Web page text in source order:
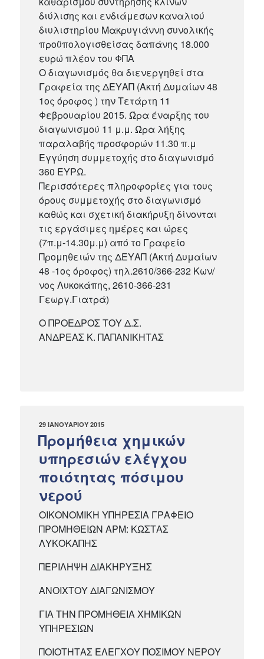
διύλισης και ενδιάμεσων καναλιού
διυλιστηρίου Μακρυγιάννη συνολικής
προϋπολογισθείσας δαπάνης 18.000
ευρώ πλέον του ΦΠΑ
Ο διαγωνισμός θα διενεργηθεί στα
Γραφεία της ΔΕΥΑΠ (Ακτή Δυμαίων 48
1ος όροφος ) την Τετάρτη 11
Φεβρουαρίου 2015. Ώρα έναρξης του
διαγωνισμού 11 μ.μ. Ώρα λήξης
παραλαβής προσφορών 11.30 π.μ
Εγγύηση συμμετοχής στο διαγωνισμό
360 ΕΥΡΩ.
Περισσότερες πληροφορίες για τους
όρους συμμετοχής στο διαγωνισμό
καθώς και σχετική διακήρυξη δίνονται
τις εργάσιμες ημέρες και ώρες
(7π.μ-14.30μ.μ) από το Γραφείο
Προμηθειών της ΔΕΥΑΠ (Ακτή Δυμαίων
48 -1ος όροφος) τηλ.2610/366-232 Κων/
νος Λυκοκάπης, 2610-366-231
Γεωργ.Γιατρά)
Ο ΠΡΟΕΔΡΟΣ ΤΟΥ Δ.Σ.
ΑΝΔΡΕΑΣ K. ΠΑΠΑΝΙΚΗΤΑΣ
ΔΗΜΟΣΙΕΎΤΗΚΕ
ΣΤΙΣ
29 ΙΑΝΟΥΑΡΊΟΥ 2015
Προμήθεια χημικών
υπηρεσιών ελέγχου
ποιότητας πόσιμου
νερού
ΟΙΚΟΝΟΜΙΚΗ ΥΠΗΡΕΣΙΑ ΓΡΑΦΕΙΟ
ΠΡΟΜΗΘΕΙΩΝ ΑΡΜ: ΚΩΣΤΑΣ
ΛΥΚΟΚΑΠΗΣ
ΠΕΡΙΛΗΨΗ ΔΙΑΚΗΡΥΞΗΣ
ΑΝΟΙΧΤΟΥ ΔΙΑΓΩΝΙΣΜΟΥ
ΓΙΑ ΤΗΝ ΠΡΟΜΗΘΕΙΑ ΧΗΜΙΚΩΝ
ΥΠΗΡΕΣΙΩΝ
ΠΟΙΟΤΗΤΑΣ ΕΛΕΓΧΟΥ ΠΟΣΙΜΟΥ ΝΕΡΟΥ